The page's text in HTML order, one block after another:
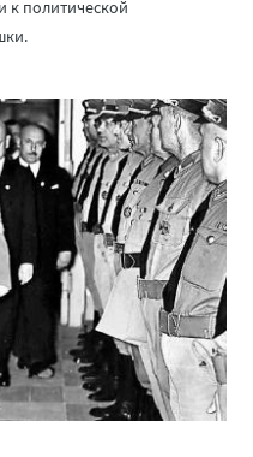
к политической